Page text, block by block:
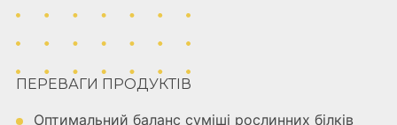
ПЕРЕВАГИ ПРОДУКТІВ
Оптимальний баланс суміші рослинних білків